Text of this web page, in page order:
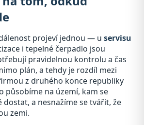
projeví jednou — u servisu
i tepelné čerpadlo jsou
pravidelnou kontrolu a čas
plán, a tehdy je rozdíl mezi
z druhého konce republiky
působíme na území, kam se
dostat, a nesnažíme se tvářit, že
zemi.